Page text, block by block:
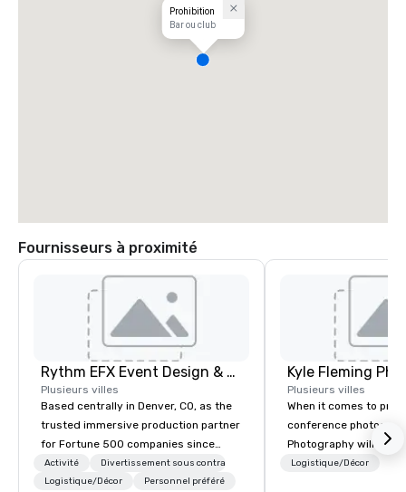
Prohibition
Bar ou club
Fournisseurs à proximité
Rythm EFX Event Design & Fabrication
Plusieurs villes
Based centrally in Denver, CO, as the
trusted immersive production partner
for Fortune 500 companies since
2012. We deliver stunning premium AV
and in-house custom scenic
Activité
Divertissement sous contrat
Logistique/Décor
Personnel préféré
Kyle Fleming
Plusieurs villes
When it comes to
conference
Photography will
quality photos
Logistique/Décor